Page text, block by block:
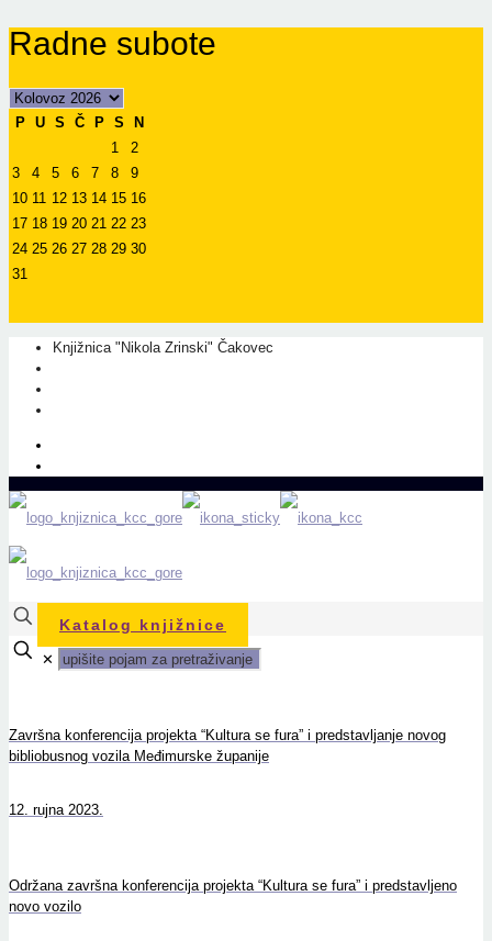
Radne subote
P U S Č P S
N
1
2
3
4 5 6 7 8
9
10 11 12 13 14 15 16
17 18 19 20 21 22 23
24 25 26 27 28 29 30
31
Knjižnica "Nikola Zrinski" Čakovec
Katalog knjižnice
✕
Završna konferencija projekta “Kultura se fura” i predstavljanje novog
bibliobusnog vozila Međimurske županije
12. rujna 2023.
Održana završna konferencija projekta “Kultura se fura” i predstavljeno
novo vozilo